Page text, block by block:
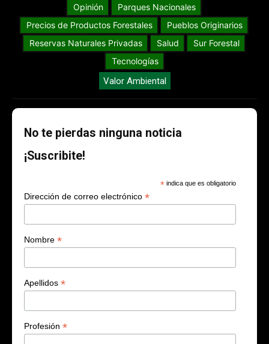
Opinión
Parques Nacionales
Precios de Productos Forestales
Pueblos Originarios
Reservas Naturales Privadas
Salud
Sur Forestal
Tecnologías
Valor Ambiental
No te pierdas ninguna noticia
¡Suscribite!
* indica que es obligatorio
Dirección de correo electrónico *
Nombre *
Apellidos *
Profesión *